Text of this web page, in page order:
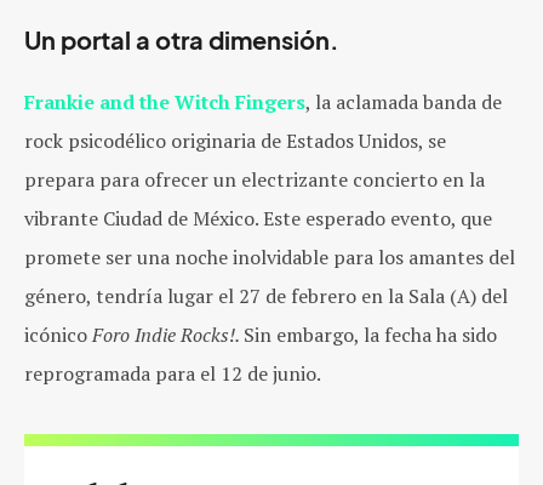
Un portal a otra dimensión.
Frankie and the Witch Fingers, la aclamada banda de
rock psicodélico originaria de Estados Unidos, se
prepara para ofrecer un electrizante concierto en la
vibrante Ciudad de México. Este esperado evento, que
promete ser una noche inolvidable para los amantes del
género, tendría lugar el 27 de febrero en la Sala (A) del
icónicoForo Indie Rocks!. Sin embargo, la fecha ha sido
reprogramada para el 12 de junio.